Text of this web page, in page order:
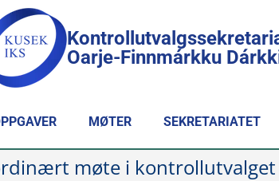
Oarje-Finnmárkku
MØTER SEKRETARIATET
møte i